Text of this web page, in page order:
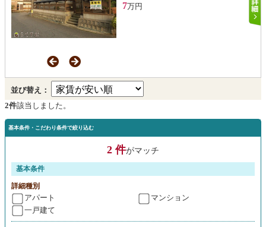
7万円
並び替え：
2件該当しました。
基本条件・こだわり条件で絞り込む
2 件がマッチ
基本条件
詳細種別
アパート
マンション
一戸建て